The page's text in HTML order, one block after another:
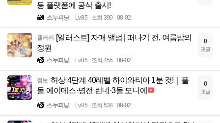
등 플랫폼에 공식 출시!
스누피냥 Lv.85 조회 390 08-02
갤러리 [일러스트] 자매 앨범 | 떠나기 전, 여름밤의
정원
스누피냥 Lv.85 조회 455 08-02
0
댓글
정보 허상 4단계 40레벨 하이와티아 1분 컷!｜풀
돌 에이메스·명전 린네·3돌 모니에
스누피냥 Lv.85 조회 538 08-02
0
댓글